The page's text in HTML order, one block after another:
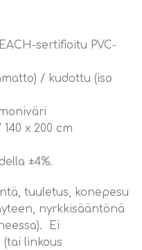
sertifioitu PVC-
/ kudottu (iso
x 200 cm
±4%.
tuuletus, konepesu
nyrkkisääntönä
Ei
linkous